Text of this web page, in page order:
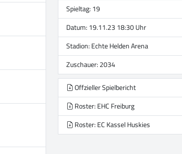
Spieltag: 19
Datum: 19.11.23 18:30 Uhr
Stadion:Echte Helden Arena
Zuschauer: 2034
Offzieller Spielbericht
Roster: EHC Freiburg
Roster: EC Kassel Huskies